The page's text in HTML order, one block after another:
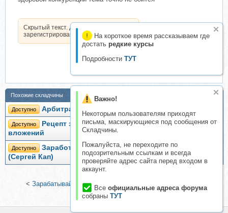
На короткое время рассказываем где
достать редкие курсы
Подробности ТУТ
Важно!
Некоторым пользователям приходят
письма, маскирующиеся под сообщения от
Складчины.
Пожалуйста, не переходите по
подозрительным ссылкам и всегда
проверяйте адрес сайта перед входом в
аккаунт.
Все официальные адреса форума
собраны ТУТ
Скрытый текст. Доступен только
зарегистрированным пользователям.
Похожие складчины
Доступно Арбитраж трафика (Артем Кузнецов)
Доступно
Рецепт заработка до 4 000 рублей в день без
вложений
Доступно
Заработать в YouTube без вложений 100$ в день
(Сергей Кап)
< Зарабатывай от 700 рублей в день и больше
Система
«Домашний банкир»>